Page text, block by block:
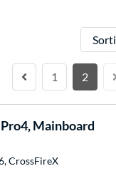
Sortieren
1 2
Mainboard
CrossFireX